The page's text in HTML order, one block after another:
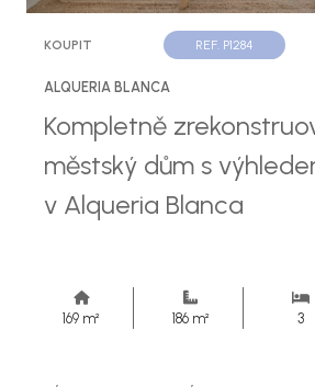
KOUPIT REF. P1284
ALQUERIA BLANCA
Kompletně
městský dům s
v Alqueria Blanca
169 m² 186 m² 3